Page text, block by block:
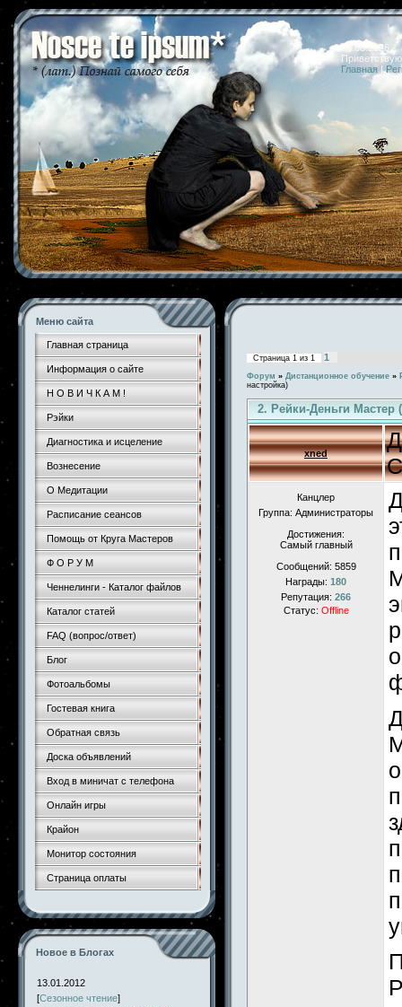
06.08.2026
Главная |
Меню сайта
Главная страница
Информация о сайте
Н О В И Ч К А М !
Рэйки
Диагностика и исцеление
Вознесение
О Медитации
Расписание сеансов
Помощь от Круга Мастеров
Ф О Р У М
Ченнелинги - Каталог файлов
Каталог статей
FAQ (вопрос/ответ)
Блог
Фотоальбомы
Гостевая книга
Обратная связь
Доска объявлений
Вход в миничат с телефона
Онлайн игры
Крайон
Монитор состояния
Страница оплаты
Новое в Блогах
13.01.2012
[Сезонное чтение]
Страница 1 из 1 1
Форум » Дистанционное обучение »
настройка)
2. Рейки-Деньги Мастер
xned
Канцлер
Группа: Администраторы
Достижения:
Самый главный
Сообщений: 5859
Награды: 180
Репутация: 266
Статус: Offline